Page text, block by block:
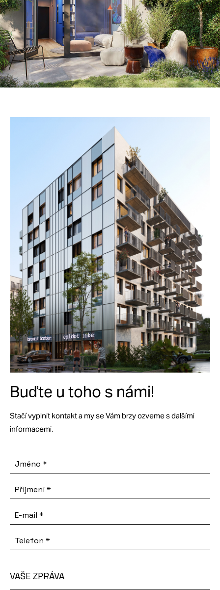
Buďte u toho s námi!
Stačí vyplnit kontakt a my se Vám brzy ozveme s dalšími
informacemi.
Jméno *
Příjmení*
E-mail *
Telefon *
VAŠE ZPRÁVA